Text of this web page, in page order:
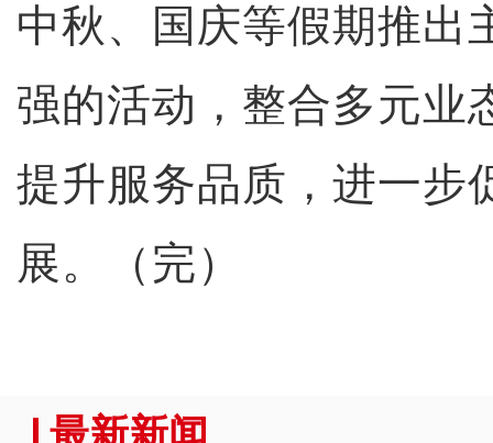
中秋、国庆等假期推出
强的活动，整合多元业
提升服务品质，进一步
展。（完）
最新新闻